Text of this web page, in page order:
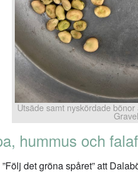
Utsäde samt nyskördade
hummus och
det gröna spåret” att